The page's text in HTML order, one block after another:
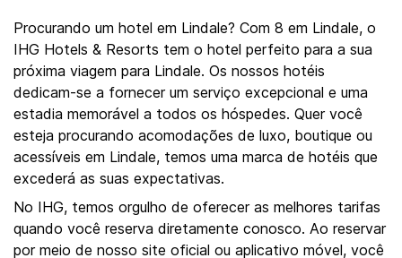
Procurando um hotel em Lindale? Com 8 em Lindale, o
IHG Hotels & Resorts tem o hotel perfeito para a sua
próxima viagem para Lindale. Os nossos hotéis
dedicam-se a fornecer um serviço excepcional e uma
estadia memorável a todos os hóspedes. Quer você
esteja procurando acomodações de luxo, boutique ou
acessíveis em Lindale, temos uma marca de hotéis que
excederá as suas expectativas.
No IHG, temos orgulho de oferecer as melhores tarifas
quando você reserva diretamente conosco. Ao reservar
por meio de nosso site oficial ou aplicativo móvel, você